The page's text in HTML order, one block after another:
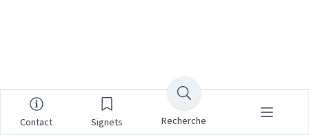
Contact Signets Recherche